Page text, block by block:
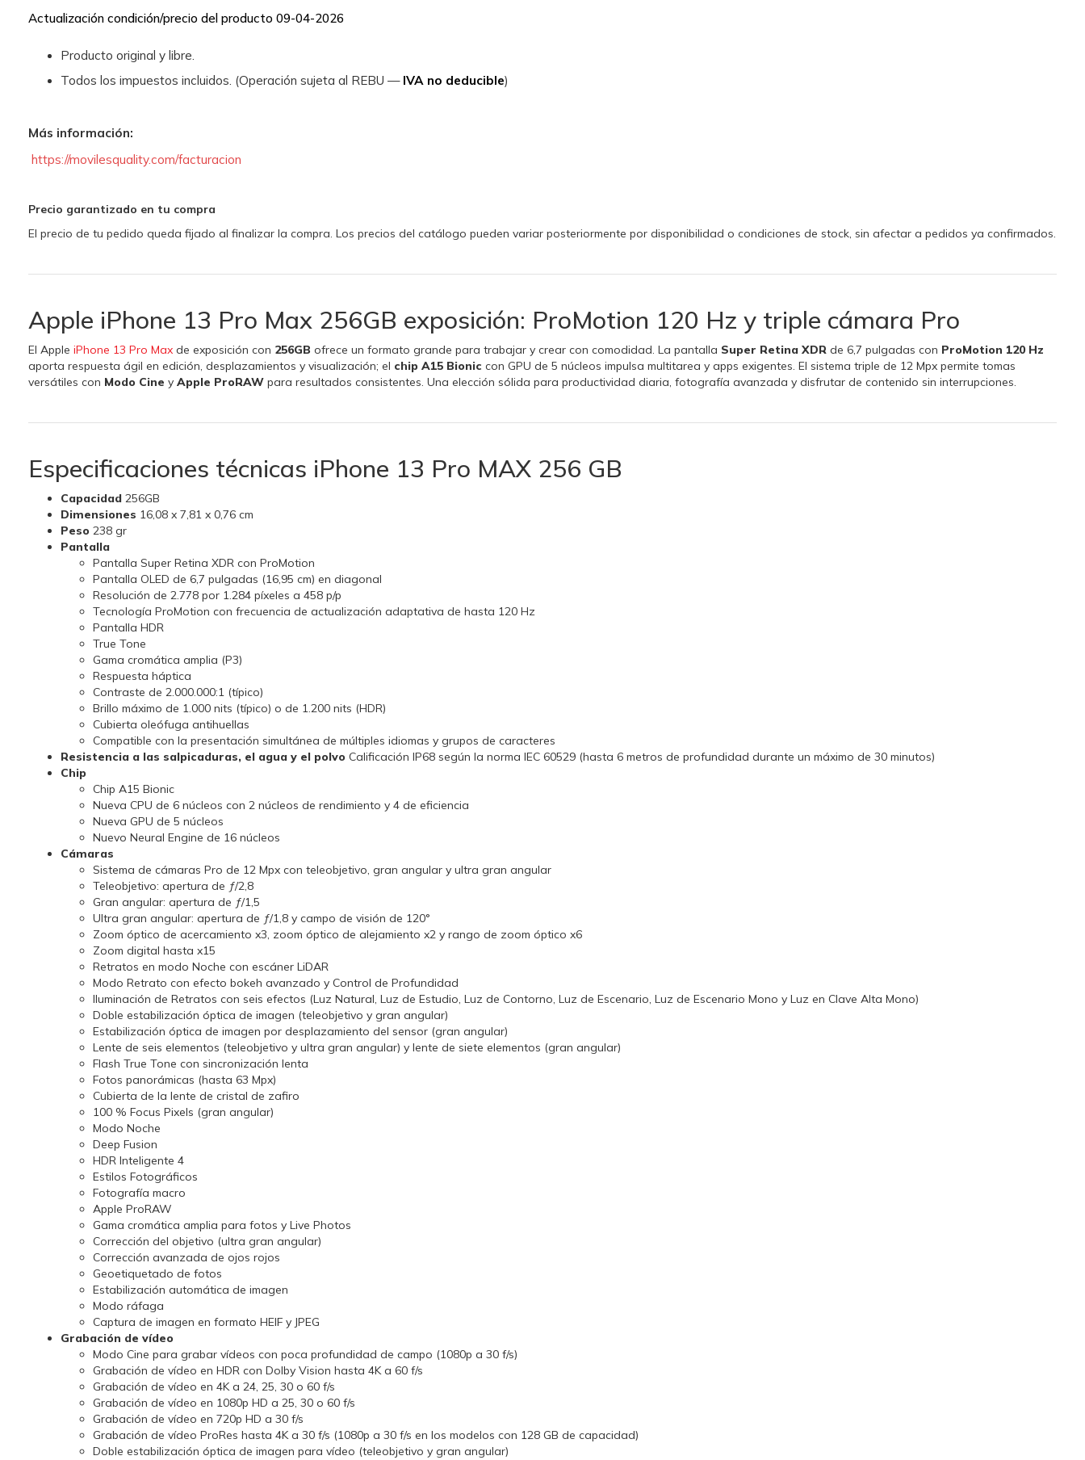
Actualización condición/precio del producto 09-04-2026
Producto original y libre.
Todos los impuestos incluidos. (Operación sujeta al REBU — IVA no deducible)
Más información:
https://movilesquality.com/facturacion
Precio garantizado en tu compra
El precio de tu pedido queda fijado al finalizar la compra. Los precios del catálogo pueden variar posteriormente por disponibilidad o condiciones de stock, sin afectar a pedidos ya confirmados.
Apple iPhone 13 Pro Max 256GB exposición: ProMotion 120 Hz y triple cámara Pro
El Apple iPhone 13 Pro Max de exposición con 256GB ofrece un formato grande para trabajar y crear con comodidad. La pantalla Super Retina XDR de 6,7 pulgadas con ProMotion 120 Hz
aporta respuesta ágil en edición, desplazamientos y visualización; el chip A15 Bionic con GPU de 5 núcleos impulsa multitarea y apps exigentes. El sistema triple de 12 Mpx permite tomas
versátiles con Modo Cine y Apple ProRAW para resultados consistentes. Una elección sólida para productividad diaria, fotografía avanzada y disfrutar de contenido sin interrupciones.
Especificaciones técnicas iPhone 13 Pro MAX 256 GB
Capacidad 256GB
Dimensiones 16,08 x 7,81 x 0,76 cm
Peso 238 gr
Pantalla
Pantalla Super Retina XDR con ProMotion
Pantalla OLED de 6,7 pulgadas (16,95 cm) en diagonal
Resolución de 2.778 por 1.284 píxeles a 458 p/p
Tecnología ProMotion con frecuencia de actualización adaptativa de hasta 120 Hz
Pantalla HDR
True Tone
Gama cromática amplia (P3)
Respuesta háptica
Contraste de 2.000.000:1 (típico)
Brillo máximo de 1.000 nits (típico) o de 1.200 nits (HDR)
Cubierta oleófuga antihuellas
Compatible con la presentación simultánea de múltiples idiomas y grupos de caracteres
Resistencia a las salpicaduras, el agua y el polvo Calificación IP68 según la norma IEC 60529 (hasta 6 metros de profundidad durante un máximo de 30 minutos)
Chip
Chip A15 Bionic
Nueva CPU de 6 núcleos con 2 núcleos de rendimiento y 4 de eficiencia
Nueva GPU de 5 núcleos
Nuevo Neural Engine de 16 núcleos
Cámaras
Sistema de cámaras Pro de 12 Mpx con teleobjetivo, gran angular y ultra gran angular
Teleobjetivo: apertura de ƒ/2,8
Gran angular: apertura de ƒ/1,5
Ultra gran angular: apertura de ƒ/1,8 y campo de visión de 120°
Zoom óptico de acercamiento x3, zoom óptico de alejamiento x2 y rango de zoom óptico x6
Zoom digital hasta x15
Retratos en modo Noche con escáner LiDAR
Modo Retrato con efecto bokeh avanzado y Control de Profundidad
Iluminación de Retratos con seis efectos (Luz Natural, Luz de Estudio, Luz de Contorno, Luz de Escenario, Luz de Escenario Mono y Luz en Clave Alta Mono)
Doble estabili­zación óptica de imagen (teleobjetivo y gran angular)
Estabilización óptica de imagen por desplazamiento del sensor (gran angular)
Lente de seis elementos (teleobjetivo y ultra gran angular) y lente de siete elementos (gran angular)
Flash True Tone con sincronización lenta
Fotos panorámicas (hasta 63 Mpx)
Cubierta de la lente de cristal de zafiro
100 % Focus Pixels (gran angular)
Modo Noche
Deep Fusion
HDR Inteligente 4
Estilos Fotográficos
Fotografía macro
Apple ProRAW
Gama cromática amplia para fotos y Live Photos
Corrección del objetivo (ultra gran angular)
Corrección avanzada de ojos rojos
Geoetiquetado de fotos
Estabilización automática de imagen
Modo ráfaga
Captura de imagen en formato HEIF y JPEG
Grabación de vídeo
Modo Cine para grabar vídeos con poca profundidad de campo (1080p a 30 f/s)
Grabación de vídeo en HDR con Dolby Vision hasta 4K a 60 f/s
Grabación de vídeo en 4K a 24, 25, 30 o 60 f/s
Grabación de vídeo en 1080p HD a 25, 30 o 60 f/s
Grabación de vídeo en 720p HD a 30 f/s
Grabación de vídeo ProRes hasta 4K a 30 f/s (1080p a 30 f/s en los modelos con 128 GB de capacidad)
Doble estabili­zación óptica de imagen para vídeo (teleobjetivo y gran angular)